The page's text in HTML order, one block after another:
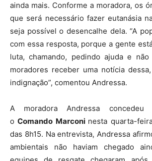
ainda mais. Conforme a moradora, os
que será necessário fazer eutanásia
seja possível o desencalhe dela. “A
com essa resposta, porque a gente
luta, chamando, pedindo ajuda e
moradores receber uma notícia
indignação”, comentou Andressa.
A moradora Andressa concedeu
oComando Marconi nesta quarta-
das 8h15. Na entrevista, Andressa
ambientais não haviam chegado